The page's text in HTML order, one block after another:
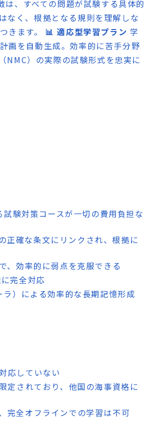
、すべての問題が試験する具体的
なく、根拠となる規則を理解しな
きます。 📊 適応型学習プラン 学
画を自動生成。効率的に苦手分野
NMC）の実際の試験形式を忠実に
験対策コースが一切の費用負担な
正確な条文にリンクされ、根拠に
、効率的に弱点を克服できる
完全対応
）による効率的な長期記憶形成
応していない
定されており、他国の海事資格に
完全オフラインでの学習は不可